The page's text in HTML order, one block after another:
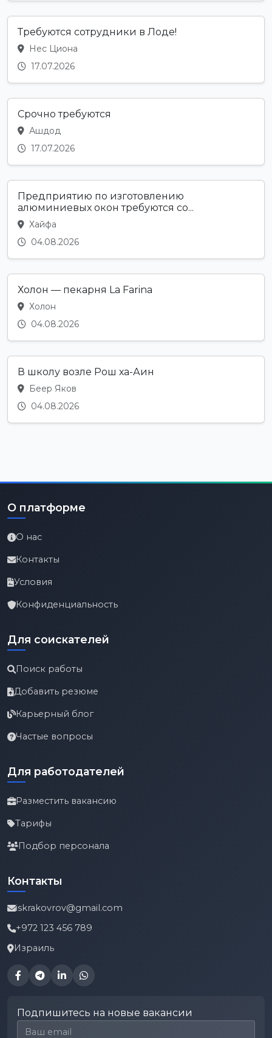
Требуются сотрудники в Лоде!
Нес Циона
17.07.2026
Срочно требуются
Ашдод
17.07.2026
Предприятию по изготовлению
алюминиевых окон требуются со...
Хайфа
04.08.2026
Холон — пекарня La Farina
Холон
04.08.2026
В школу возле Рош ха-Аин
Беер Яков
04.08.2026
О платформе
О нас
Контакты
Условия
Конфиденциальность
Для соискателей
Поиск работы
Добавить резюме
Карьерный блог
Частые вопросы
Для работодателей
Разместить вакансию
Тарифы
Подбор персонала
Контакты
iskrakovrov@gmail.com
+972 123 456 789
Израиль
Подпишитесь на новые вакансии
Email для подписки